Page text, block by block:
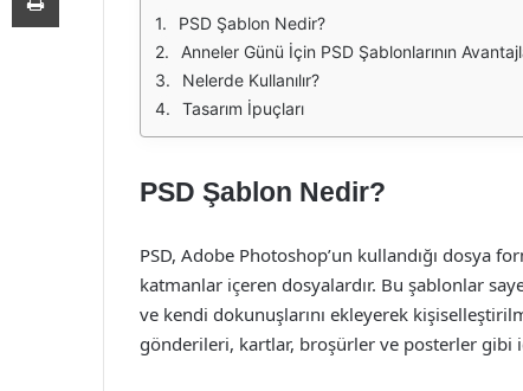
PSD Şablon Nedir?
Anneler Günü İçin PSD Şablonlarının
Nelerde Kullanılır?
Tasarım İpuçları
PSD Şablon Nedir?
PSD, Adobe Photoshop’un kullandığı dosya
katmanlar içeren dosyalardır. Bu şablonlar
ve kendi dokunuşlarını ekleyerek
gönderileri, kartlar, broşürler ve posterler gibi